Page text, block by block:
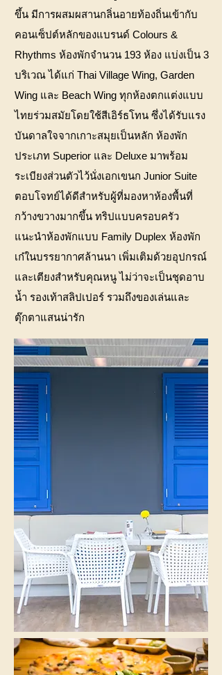
ขึ้น มีการผสมผสานกลิ่นอายท้องถิ่นเข้ากับ
คอนเซ็ปต์หลักของแบรนด์ Colours &
Rhythms ห้องพักจำนวน 193 ห้อง แบ่งเป็น 3
บริเวณ ได้แก่ Thai Village Wing, Garden
Wing และ Beach Wing ทุกห้องตกแต่งแบบ
ไทยร่วมสมัยโดยใช้สีเอิร์ธโทน ซึ่งได้รับแรง
บันดาลใจจากเกาะสมุยเป็นหลัก ห้องพัก
ประเภท Superior และ Deluxe มาพร้อม
ระเบียงส่วนตัวไว้นั่งเอกเขนก Junior Suite
ตอบโจทย์ได้ดีสำหรับผู้ที่มองหาห้องพื้นที่
กว้างขวางมากขึ้น ทริปแบบครอบครัว
แนะนำห้องพักแบบ Family Duplex ห้องพัก
เก๋ในบรรยากาศล้านนา เพิ่มเติมด้วยอุปกรณ์
และเตียงสำหรับคุณหนู ไม่ว่าจะเป็นชุดอาบ
น้ำ รองเท้าสลิปเปอร์ รวมถึงของเล่นและ
ตุ๊กตาแสนน่ารัก